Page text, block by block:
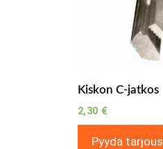
Kiskon C-jatkos
2,30 €
Pyydä tarjous